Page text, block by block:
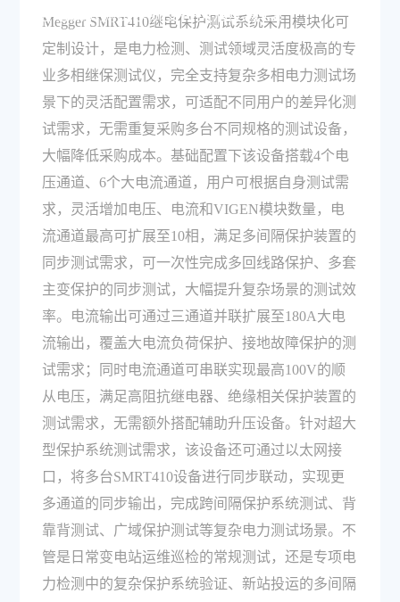
继电保护测试系统支持灵活配置吗？
Megger SMRT410继电保护测试系统采用模块化可
定制设计，是电力检测、测试领域灵活度极高的专
业多相继保测试仪，完全支持复杂多相电力测试场
景下的灵活配置需求，可适配不同用户的差异化测
试需求，无需重复采购多台不同规格的测试设备，
大幅降低采购成本。基础配置下该设备搭载4个电
压通道、6个大电流通道，用户可根据自身测试需
求，灵活增加电压、电流和VIGEN模块数量，电
流通道最高可扩展至10相，满足多间隔保护装置的
同步测试需求，可一次性完成多回线路保护、多套
主变保护的同步测试，大幅提升复杂场景的测试效
率。电流输出可通过三通道并联扩展至180A大电
流输出，覆盖大电流负荷保护、接地故障保护的测
试需求；同时电流通道可串联实现最高100V的顺
从电压，满足高阻抗继电器、绝缘相关保护装置的
测试需求，无需额外搭配辅助升压设备。针对超大
型保护系统测试需求，该设备还可通过以太网接
口，将多台SMRT410设备进行同步联动，实现更
多通道的同步输出，完成跨间隔保护系统测试、背
靠背测试、广域保护测试等复杂电力测试场景。不
管是日常变电站运维巡检的常规测试，还是专项电
力检测中的复杂保护系统验证、新站投运的多间隔